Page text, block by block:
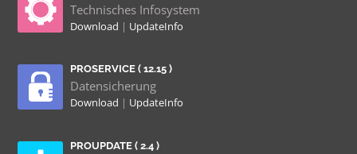
Technisches Infosystem
Download | UpdateInfo
PROSERVICE ( 12.15 )
Datensicherung
Download | UpdateInfo
PROUPDATE ( 2.4 )